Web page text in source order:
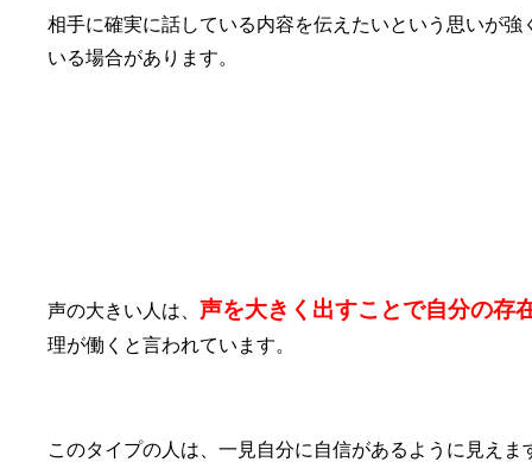
相手に確実に話している内容を伝えたいという思いが
いる場合があります。
声の大きい人は、 声を大きく出すことで自分の存
理が働くと言われています。
このタイプの人は、一見自分に自信があるように見え